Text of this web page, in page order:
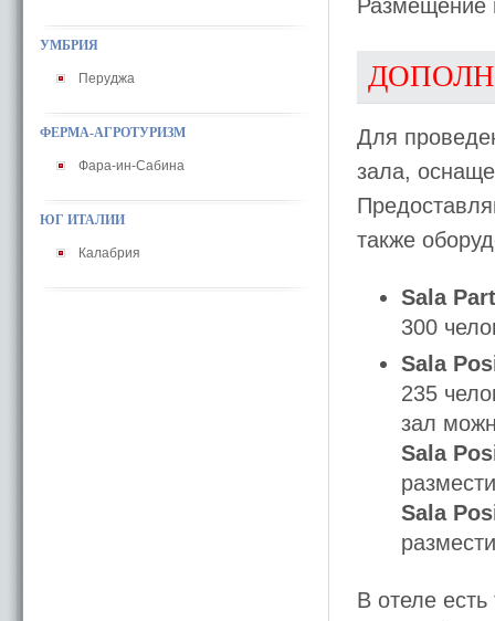
УМБРИЯ
Перуджа
ФЕРМА-АГРОТУРИЗМ
Фара-ин-Сабина
ЮГ ИТАЛИИ
Калабрия
Размещение
Для
залa,
также
Sala
300
Sala
235
зал
Sala
Sala
В отеле